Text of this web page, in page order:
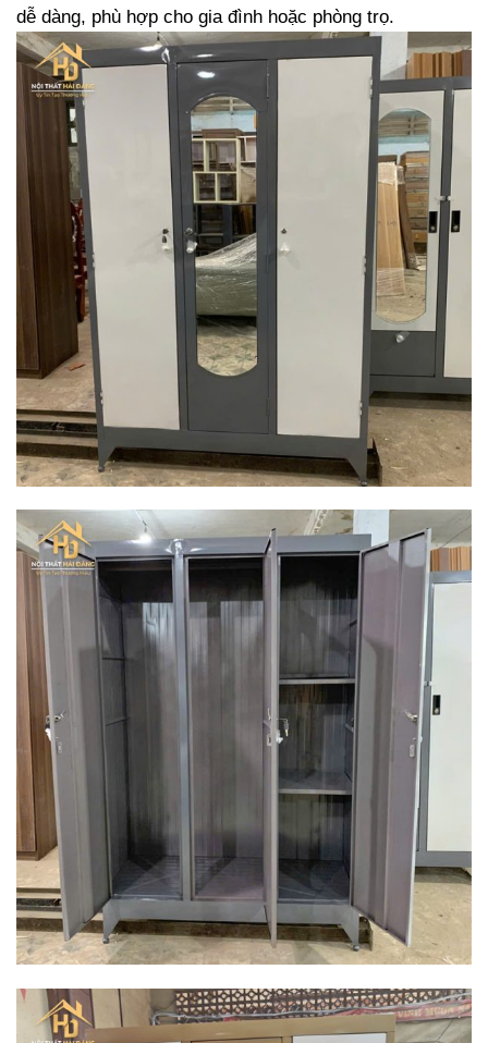
dễ dàng, phù hợp cho gia đình hoặc phòng trọ.